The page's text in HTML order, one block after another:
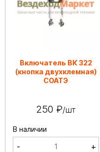
Включатель ВК 322
(кнопка двухклемная)
СОАТЭ
250 ₽/шт
В наличии
- +